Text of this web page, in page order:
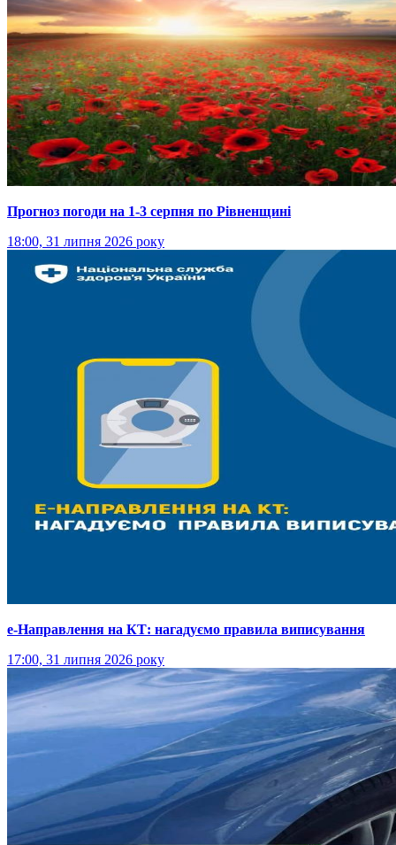
Прогноз погоди на 1-3 серпня по Рівненщині
18:00, 31 липня 2026 року
е-Направлення на КТ: нагадуємо правила виписування
17:00, 31 липня 2026 року